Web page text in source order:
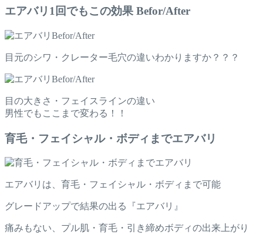
エアバリ1回でもこの効果 Befor/After
目元のシワ・クレーター毛穴の違いわかりますか？？？
目の大きさ・フェイスラインの違い
男性でもここまで変わる！！
育毛・フェイシャル・ボディまでエアバリ
エアバリは、育毛・フェイシャル・ボディまで可能
グレードアップで結果の出る『エアバリ』
痛みもない、プル肌・育毛・引き締めボディの出来上がり